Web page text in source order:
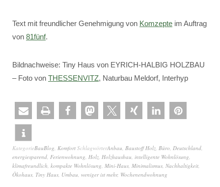
Text mit freundlicher Genehmigung von Komzepte im Auftrag
von 81fünf.
Bildnachweise: Tiny Haus von EYRICH-HALBIG HOLZBAU
– Foto von THESSENVITZ, Naturbau Meldorf, Interhyp
KategorieBauBlog, Komfort SchlagwörterAnbau, Baustoff Holz, Büro, Deutschland,
energiesparend, Ferienwohnung, Holz, Holzhausbau, intelligente Wohnlösung,
klimafreundlich, kompakte Wohnlösung, Mini-Haus, Minimalismus, Nachhaltigkeit,
Ökohaus, Tiny Haus, Umbau, weniger ist mehr, Wochenendwohnung